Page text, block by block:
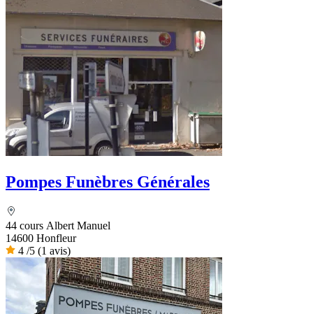
Pompes Funèbres Générales
44 cours Albert Manuel
14600 Honfleur
4 /5 (1 avis)